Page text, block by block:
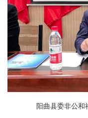
阳曲县委非公